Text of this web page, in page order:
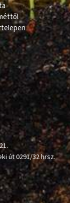
út 0291/32 hrsz.